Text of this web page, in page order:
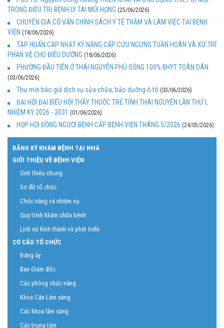
TRONG ĐIỀU TRỊ BỆNH LÝ TAI MŨI HỌNG (25/06/2026)
CHUYÊN GIA CỐ VẤN CHÍNH SÁCH Y TẾ THĂM VÀ LÀM VIỆC TẠI BỆNH
VIỆN (18/06/2026)
TẬP HUẤN CẬP NHẬT KÝ NĂNG CẤP CỨU NGỪNG TUẦN HOÀN VÀ XỬ TRÍ
PHẢN VỆ CHO ĐIỀU DƯỠNG (18/06/2026)
PHƯỜNG ĐẦU TIÊN Ở THÁI NGUYÊN PHỦ SÓNG 100% BHYT TOÀN DÂN
(03/06/2026)
Thư mời báo giá dịch vụ sửa chữa, bảo dưỡng ô tô (03/06/2026)
ĐẠI HỘI ĐẠI BIỂU HỘI THẦY THUỐC TRẺ TỈNH THÁI NGUYÊN LẦN THỨ I,
NHIỆM KỲ 2026 - 2031 (01/06/2026)
HỌP HỘI ĐỒNG NGƯỜI BỆNH CẤP BỆNH VIỆN THÁNG 5/2026 (24/05/2026)
ĐĂNG KÝ KHÁM BỆNH TẠI NHÀ
GIỚI THIỆU VỀ BỆNH VIỆN
Giới thiệu chung
Sơ đồ tổ chức
Chức năng và nhiệm vụ
Quy trình khám chữa bệnh
Lịch sử hình thành và phát triển
CƠ CẤU TỔ CHỨC
Đảng ủy
Ban Giám đốc
Các phòng chức năng
Khoa Cận Lâm sàng
Các khoa lâm sàng
Các trung tâm